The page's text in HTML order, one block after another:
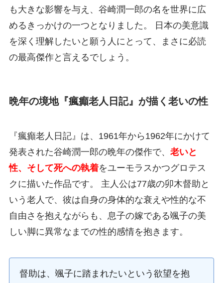
も大きな影響を与え、谷崎潤一郎の名を世界に広
めるきっかけの一つとなりました。 日本の美意識
を深く理解したいと願う人にとって、まさに必読
の最高傑作と言えるでしょう。
晩年の境地『瘋癲老人日記』が描く老いの性
『瘋癲老人日記』は、1961年から1962年にかけて
発表された谷崎潤一郎の晩年の傑作で、 老いと
性、そして死への執着をユーモラスかつグロテス
クに描いた作品です。 主人公は77歳の卯木督助と
いう老人で、彼は自身の身体的な衰えや性的な不
自由さを抱えながらも、息子の嫁である颯子の美
しい脚に異常なまでの性的感情を抱きます。
督助は、颯子に踏まれたいという欲望を抱